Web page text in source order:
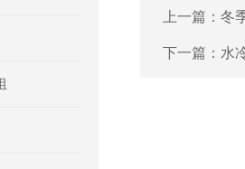
上一篇： 冬
下一篇： 水